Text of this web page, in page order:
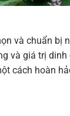
và chuẩn bị
và giá trị
cách hoàn